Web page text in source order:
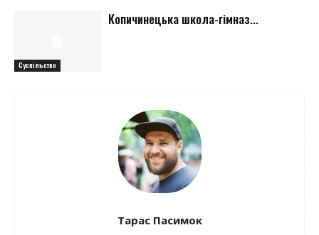
Суспільство
Копичинецька школа-гімназ...
Тарас Пасимок